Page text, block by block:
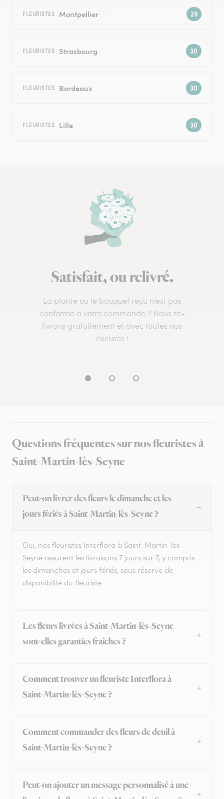
FLEURISTES Montpellier
FLEURISTES Strasbourg
FLEURISTES Bordeaux
FLEURISTES Lille
Satisfait, ou relivré.
La plante ou le bouquet reçu n’est pas
conforme à votre commande ? Nous re-
livrons gratuitement et avec toutes nos
excuses !
Questions fréquentes sur nos fleuristes à
Saint-Martin-lès-Seyne
Peut-on livrer des fleurs le dimanche et les
jours fériés à Saint-Martin-lès-Seyne ?
Oui, nos fleuristes Interflora à Saint-Martin-lès-
Seyne assurent les livraisons 7 jours sur 7, y compris
les dimanches et jours fériés, sous réserve de
disponibilité du fleuriste.
Les fleurs livrées à Saint-Martin-lès-Seyne
sont-elles garanties fraîches ?
Comment trouver un fleuriste Interflora à
Saint-Martin-lès-Seyne ?
Comment commander des fleurs de deuil à
Saint-Martin-lès-Seyne ?
Peut-on ajouter un message personnalisé à une